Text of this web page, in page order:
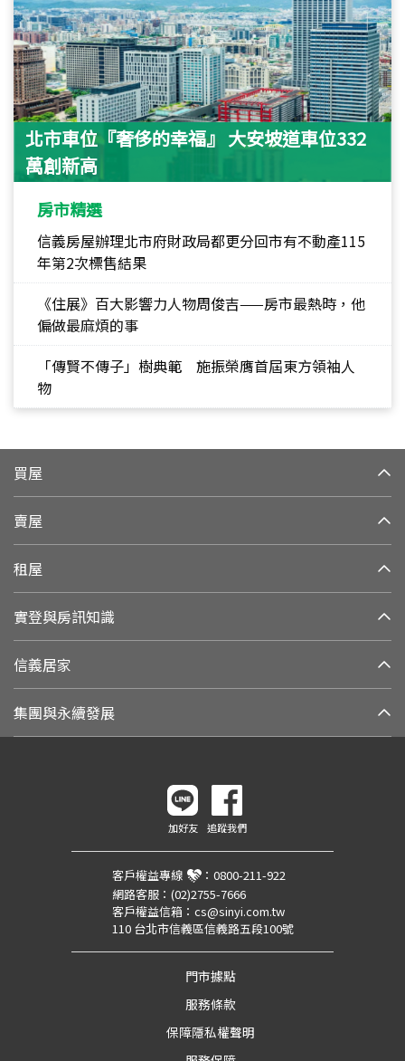
北市車位『奢侈的幸福』 大安坡道車位332
萬創新高
房市精選
信義房屋辦理北市府財政局都更分回市有不動產115
年第2次標售結果
《住展》百大影響力人物周俊吉——房市最熱時，他
偏做最麻煩的事
「傳賢不傳子」樹典範 施振榮膺首屆東方領袖人
物
買屋
賣屋
租屋
實登與房訊知識
信義居家
集團與永續發展
加好友 追蹤我們
客戶權益專線 ： 0800-211-922
網路客服： (02)2755-7666
客戶權益信箱： cs@sinyi.com.tw
110 台北市信義區信義路五段100號
門市據點
服務條款
保障隱私權聲明